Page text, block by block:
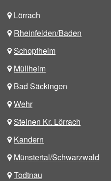
Lörrach
Rheinfelden/Baden
Schopfheim
Müllheim
Bad Säckingen
Wehr
Steinen Kr. Lörrach
Kandern
Münstertal/Schwarzwald
Todtnau